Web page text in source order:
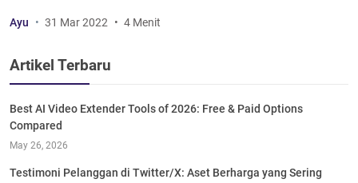
Ayu 31 Mar 2022 4 Menit
Artikel Terbaru
Best AI Video Extender Tools of 2026: Free & Paid Options
Compared
May 26, 2026
Testimoni Pelanggan di Twitter/X: Aset Berharga yang Sering